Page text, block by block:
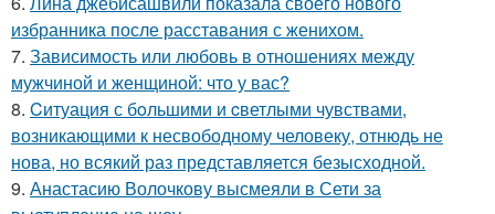
избранника после расставания с женихом.
7. Зависимость или любовь в отношениях между
мужчиной и женщиной: что у вас?
8. Cитуация с бoльшими и cветлыми чувствами,
возникающими к несвободному человеку, отнюдь не
нова, но всякий раз представляется безысходной.
9. Анастасию Волочкову высмеяли в Сети за